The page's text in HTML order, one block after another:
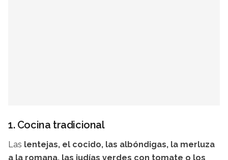
1. Cocina tradicional
Las lentejas, el cocido, las albóndigas, la merluza
a la romana, las judías verdes con tomate o los